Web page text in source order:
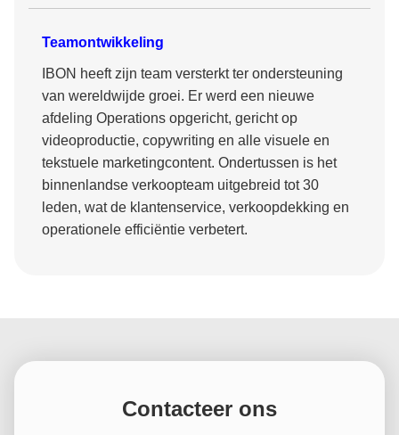
Teamontwikkeling
IBON heeft zijn team versterkt ter ondersteuning
van wereldwijde groei. Er werd een nieuwe
afdeling Operations opgericht, gericht op
videoproductie, copywriting en alle visuele en
tekstuele marketingcontent. Ondertussen is het
binnenlandse verkoopteam uitgebreid tot 30
leden, wat de klantenservice, verkoopdekking en
operationele efficiëntie verbetert.
Contacteer ons